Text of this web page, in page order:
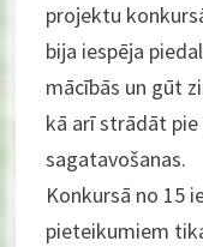
projektu
bija iespēja
mācībās un gūt
kā arī strādāt
sagatavošanas.
Konkursā no 15
pieteikumiem